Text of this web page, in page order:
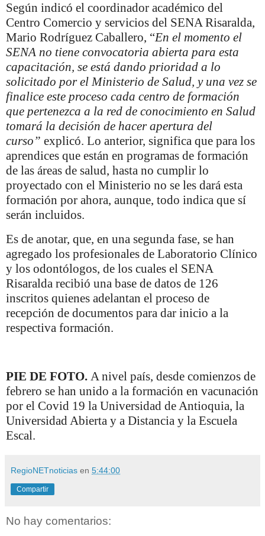
Según indicó el coordinador académico del
Centro Comercio y servicios del SENA Risaralda,
Mario Rodríguez Caballero, “En el momento el
SENA no tiene convocatoria abierta para esta
capacitación, se está dando prioridad a lo
solicitado por el Ministerio de Salud, y una vez se
finalice este proceso cada centro de formación
que pertenezca a la red de conocimiento en Salud
tomará la decisión de hacer apertura del
curso” explicó. Lo anterior, significa que para los
aprendices que están en programas de formación
de las áreas de salud, hasta no cumplir lo
proyectado con el Ministerio no se les dará esta
formación por ahora, aunque, todo indica que sí
serán incluidos.
Es de anotar, que, en una segunda fase, se han
agregado los profesionales de Laboratorio Clínico
y los odontólogos, de los cuales el SENA
Risaralda recibió una base de datos de 126
inscritos quienes adelantan el proceso de
recepción de documentos para dar inicio a la
respectiva formación.
PIE DE FOTO. A nivel país, desde comienzos de
febrero se han unido a la formación en vacunación
por el Covid 19 la Universidad de Antioquia, la
Universidad Abierta y a Distancia y la Escuela
Escal.
RegioNETnoticias en 5:44:00
Compartir
No hay comentarios: